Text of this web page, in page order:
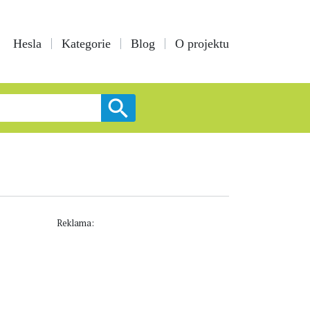
Hesla Kategorie Blog O projektu
Reklama: